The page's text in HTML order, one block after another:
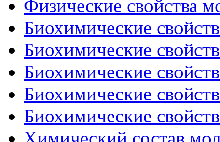
Физические свойства
Биохимические
Биохимические
Биохимические
Биохимические
Биохимические
Химический состав